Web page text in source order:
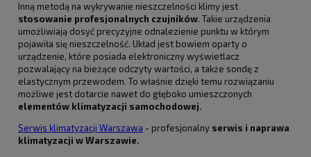
Inną metodą na wykrywanie nieszczelności klimy jest
stosowanie profesjonalnych czujników. Takie urządzenia
umożliwiają dosyć precyzyjne odnalezienie punktu w którym
pojawiła się nieszczelność. Układ jest bowiem oparty o
urządzenie, które posiada elektroniczny wyświetlacz
pozwalający na bieżące odczyty wartości, a także sondę z
elastycznym przewodem. To właśnie dzięki temu rozwiązaniu
możliwe jest dotarcie nawet do głęboko umieszczonych
elementów klimatyzacji samochodowej.
Serwis klimatyzacji Warszawa - profesjonalny serwis i naprawa
klimatyzacji w Warszawie.